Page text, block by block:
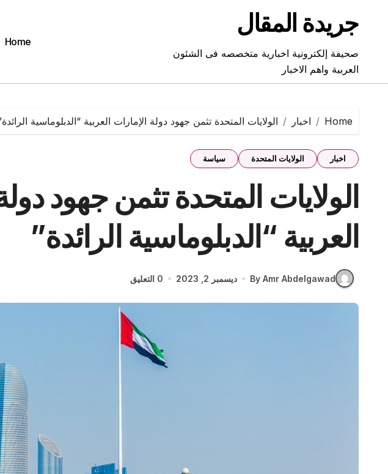
contentجريدة المقال
صحيفة إلكترونية اخبارية متخصصه فى الشئون
العربية واهم الاخبار
Home
Home اخبار الولايات المتحدة تثمن جهود دولة الإمارات العربية “الدبلوماسية
اخبار الولايات المتحدة سياسة
الولايات المتحدة تثمن جهود
العربية “الدبلوماسية الرائدة”
By Amr Abdelgawad ديسمبر 2, 2023 0 التعليق